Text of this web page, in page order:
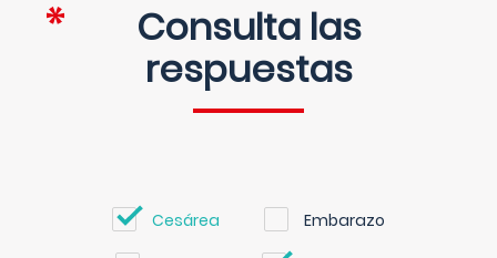
Consulta las
respuestas
Cesárea Embarazo